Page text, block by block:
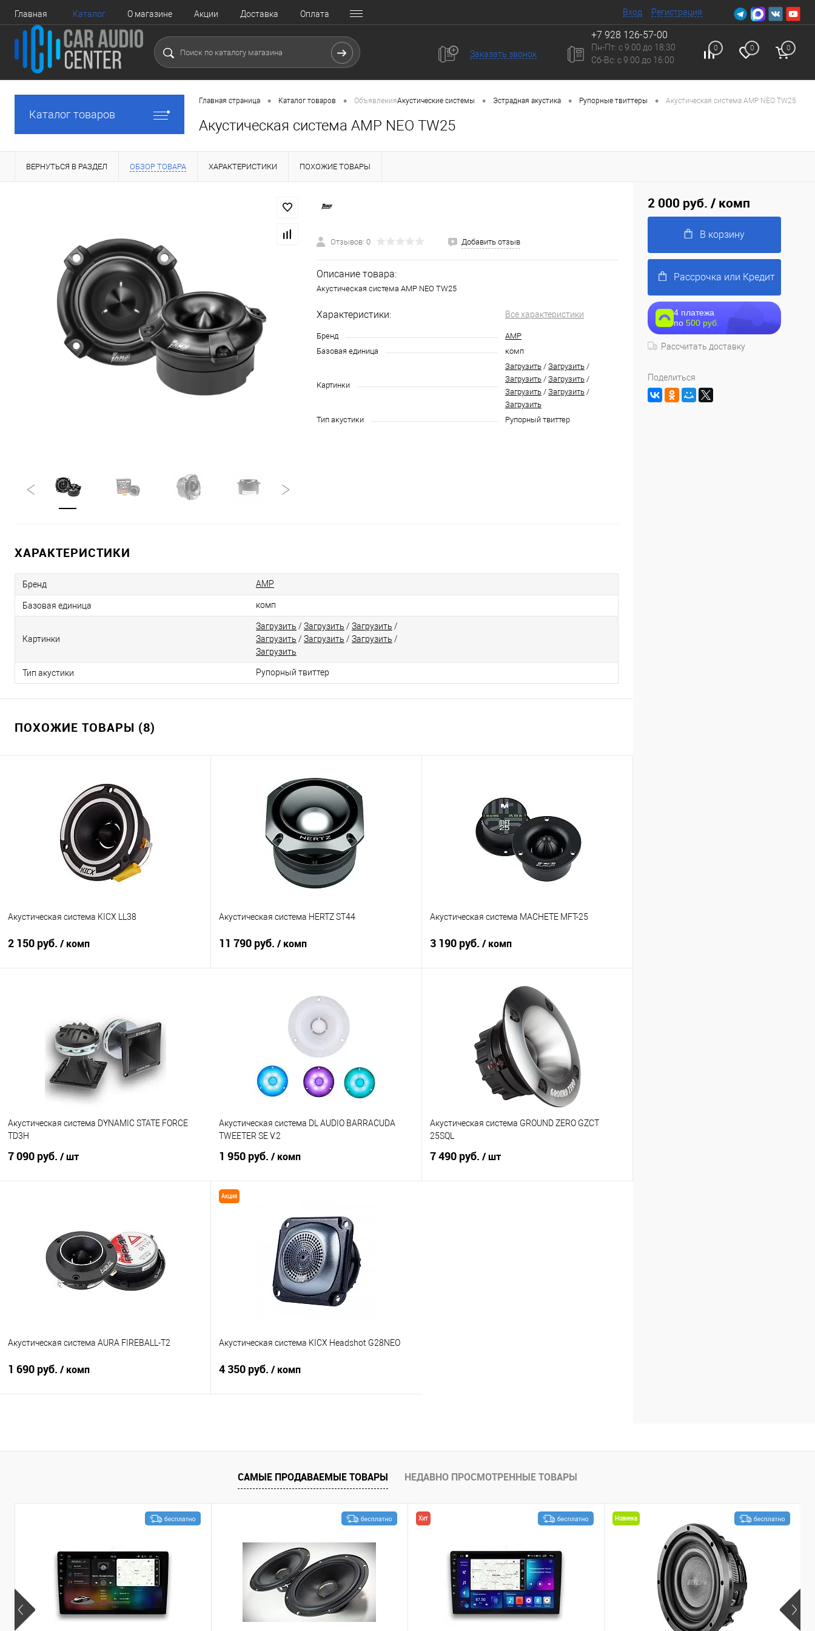
Главная Каталог О магазине Акции Доставка Оплата Вход Регистрация
Заказать звонок
+7 928 126-57-00
Пн-Пт: с 9:00 до 18:30
Сб-Вc: с 9:00 до 16:00
0 0 0
Каталог товаров
Главная страница • Каталог товаров • ОбъявленияАкустические системы • Эстрадная акустика • Рупорные твиттеры • Акустическая система AMP NEO TW25
Акустическая система AMP NEO TW25
ВЕРНУТЬСЯ В РАЗДЕЛ ОБЗОР ТОВАРА ХАРАКТЕРИСТИКИ ПОХОЖИЕ ТОВАРЫ
Отзывов: 0 Добавить отзыв
Описание товара:
Акустическая система AMP NEO TW25
Характеристики: Все характеристики
Бренд
AMP
Базовая единица
комп
Картинки
Загрузить / Загрузить /
Загрузить / Загрузить /
Загрузить / Загрузить /
Загрузить
Тип акустики
Рупорный твиттер
ХАРАКТЕРИСТИКИ
Бренд AMP
Базовая единица комп
Картинки
Загрузить / Загрузить / Загрузить /
Загрузить / Загрузить / Загрузить /
Загрузить
Тип акустики Рупорный твиттер
ПОХОЖИЕ ТОВАРЫ (8)
Акустическая система KICX LL38
2 150 руб. / комп
Сравнение В избранное
Акустическая система HERTZ ST44
11 790 руб. / комп
В корзину
Акустическая система MACHETE MFT-25
3 190 руб. / комп
В корзину
В избранное
Акустическая система DYNAMIC STATE FORCE
TD3H
7 090 руб. / шт
Сравнение В избранное
Акустическая система DL AUDIO BARRACUDA
TWEETER SE V.2
1 950 руб. / комп
В избранное
Акустическая система GROUND ZERO GZCT
25SQL
7 490 руб. / шт
Акустическая система AURA FIREBALL-T2
1 690 руб. / комп
Сравнение В избранное
Акция
Акустическая система KICX Headshot G28NEO
4 350 руб. / комп
Сравнение В избранное
2 000 руб. / комп
В корзину
Рассрочка или Кредит
4 платежа
по 500 руб.
Рассчитать доставку
Поделиться
САМЫЕ ПРОДАВАЕМЫЕ ТОВАРЫ НЕДАВНО ПРОСМОТРЕННЫЕ ТОВАРЫ
Хит Новинка